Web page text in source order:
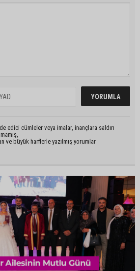
edici cümleler veya imalar, inançlara saldırı
ve büyük harflerle yazılmış yorumlar